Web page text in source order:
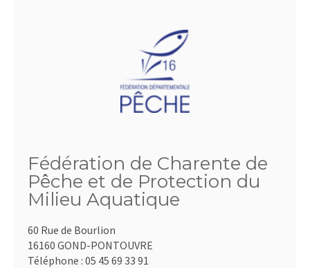
Fédération de Charente de
Pêche et de Protection du
Milieu Aquatique
60 Rue de Bourlion
16160 GOND-PONTOUVRE
Téléphone : 05 45 69 33 91